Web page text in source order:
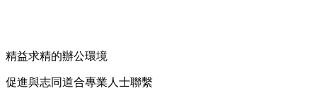
精益求精的辦公環境
促進與志同道合專業人士聯繫